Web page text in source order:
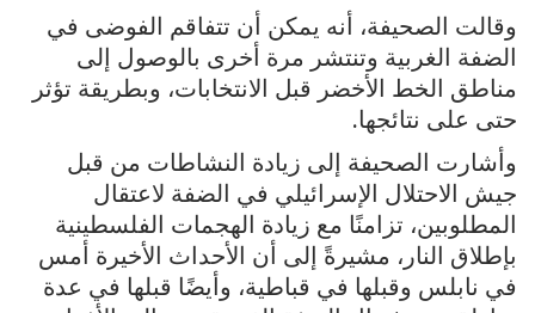
وقالت الصحيفة، أنه يمكن أن تتفاقم الفوضى في
الضفة الغربية وتنتشر مرة أخرى بالوصول إلى
مناطق الخط الأخضر قبل الانتخابات، وبطريقة تؤثر
حتى على نتائجها.
وأشارت الصحيفة إلى زيادة النشاطات من قبل
جيش الاحتلال الإسرائيلي في الضفة لاعتقال
المطلوبين، تزامنًا مع زيادة الهجمات الفلسطينية
بإطلاق النار، مشيرةً إلى أن الأحداث الأخيرة أمس
في نابلس وقبلها في قباطية، وأيضًا قبلها في عدة